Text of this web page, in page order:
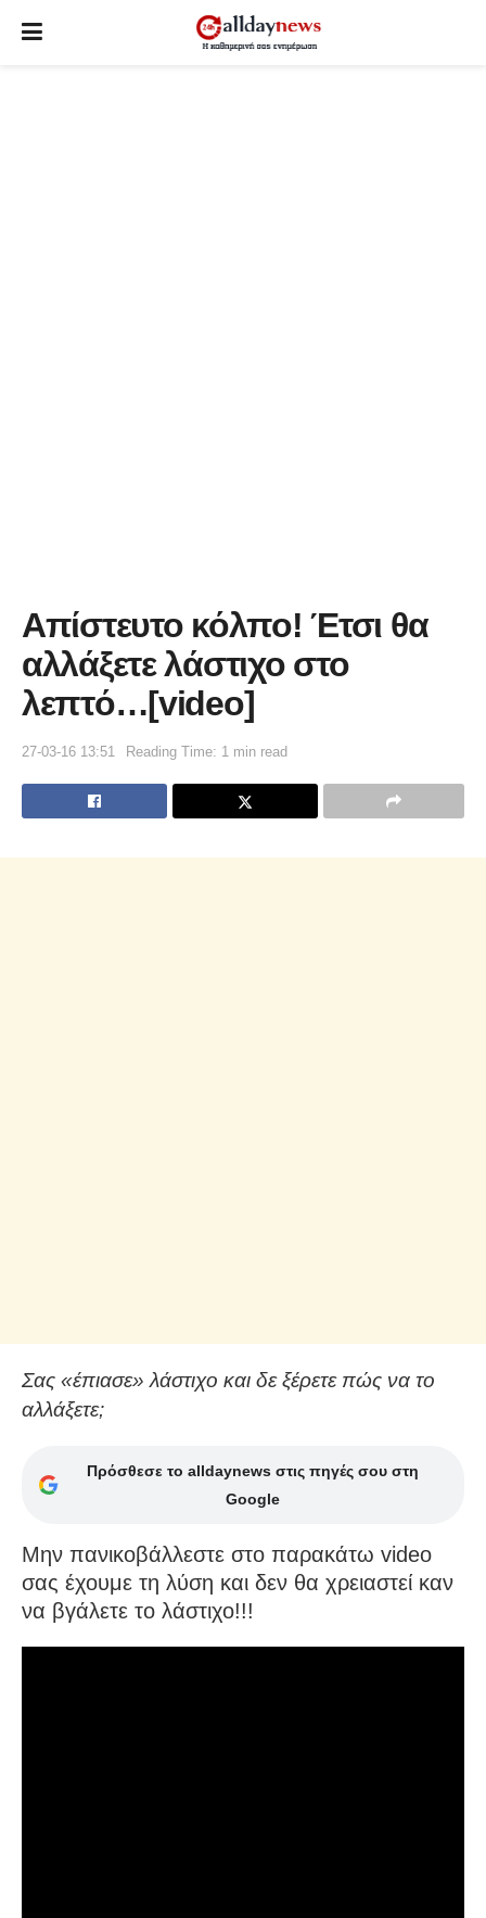
Απίστευτο κόλπο! Έτσι θα
αλλάξετε λάστιχο στο
λεπτό…[video]
27-03-16 13:51 Reading Time: 1 min read
Σας «έπιασε» λάστιχο και δε ξέρετε πώς να το
αλλάξετε;
Πρόσθεσε το alldaynews στις πηγές σου στη
Google
Μην πανικοβάλλεστε στο παρακάτω video
σας έχουμε τη λύση και δεν θα χρειαστεί καν
να βγάλετε το λάστιχο!!!